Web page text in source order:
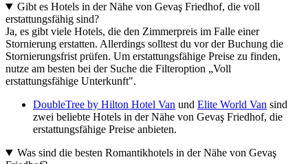
Gibt es Hotels in der Nähe von Gevaş Friedhof, die voll
erstattungsfähig sind?
Ja, es gibt viele Hotels, die den Zimmerpreis im Falle einer
Stornierung erstatten. Allerdings solltest du vor der Buchung die
Stornierungsfrist prüfen. Um erstattungsfähige Preise zu finden,
nutze am besten bei der Suche die Filteroption „Voll
erstattungsfähige Unterkunft".
DoubleTree by Hilton Hotel Van und Elite World Van sind
zwei beliebte Hotels in der Nähe von Gevaş Friedhof, die
erstattungsfähige Preise anbieten.
Was sind die besten Romantikhotels in der Nähe von Gevaş